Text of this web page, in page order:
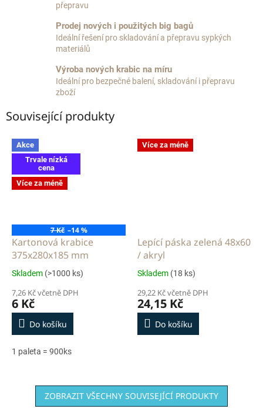
přepravu
Prodej nových i použitých big bagů
Ideální řešení pro skladování a přepravu sypkých
materiálů
Výroba nových krabic na míru
Ideální pro bezpečné balení, skladování i přepravu
zboží
Související produkty
Akce
Trvale nízká
cena
Více za méně
7 Kč –14 %
Kartonová krabice
375x280x185 mm
Skladem (>1000 ks)
7,26 Kč včetně DPH
6 Kč
Do košíku
1 paleta = 900ks
Více za méně
Lepící páska zelená 48x60
/ akryl
Skladem (18 ks)
29,22 Kč včetně DPH
24,15 Kč
Do košíku
ZOBRAZIT VŠECHNY SOUVISEJÍCÍ PRODUKTY